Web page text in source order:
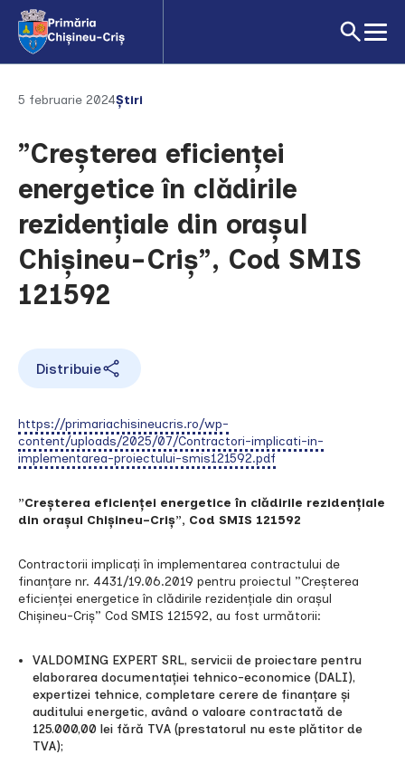
5 februarie 2024Știri
”Creșterea eficienței
energetice în clădirile
rezidențiale din orașul
Chișineu-Criș”, Cod SMIS
121592
Distribuie
https://primariachisineucris.ro/wp-
content/uploads/2025/07/Contractori-implicati-in-
implementarea-proiectului-smis121592.pdf
”Creșterea eficienței energetice în clădirile rezidențiale
din orașul Chișineu-Criș”, Cod SMIS 121592
Contractorii implicați în implementarea contractului de
finanțare nr. 4431/19.06.2019 pentru proiectul ”Creșterea
eficienței energetice în clădirile rezidențiale din orașul
Chișineu-Criș” Cod SMIS 121592, au fost următorii:
VALDOMING EXPERT SRL, servicii de proiectare pentru
elaborarea documentației tehnico-economice (DALI),
expertizei tehnice, completare cerere de finanțare și
auditului energetic, având o valoare contractată de
125.000,00 lei fără TVA (prestatorul nu este plătitor de
TVA);